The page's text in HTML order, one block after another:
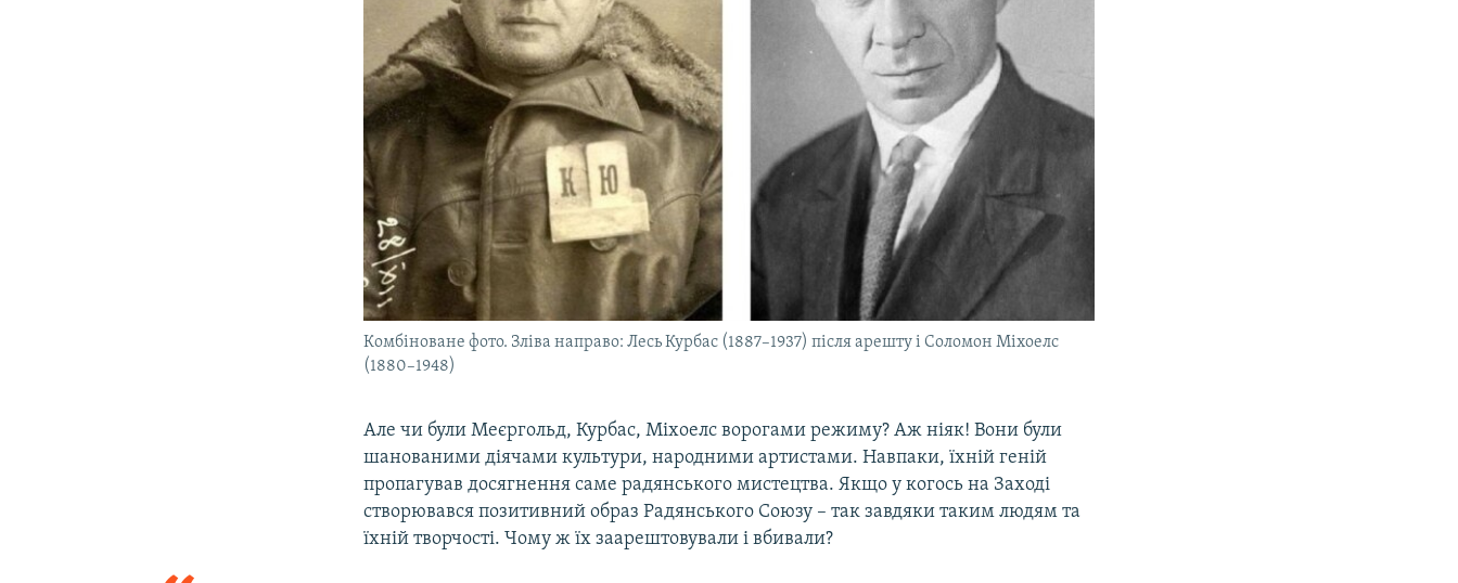
Комбіноване фото. Зліва направо: Лесь Курбас (1887–1937) після арешту і Соломон Міхоелс
(1880–1948)
Але чи були Меєргольд, Курбас, Міхоелс ворогами режиму? Аж ніяк! Вони були
шанованими діячами культури, народними артистами. Навпаки, їхній геній
пропагував досягнення саме радянського мистецтва. Якщо у когось на Заході
створювався позитивний образ Радянського Союзу – так завдяки таким людям та
їхній творчості. Чому ж їх заарештовували і вбивали?